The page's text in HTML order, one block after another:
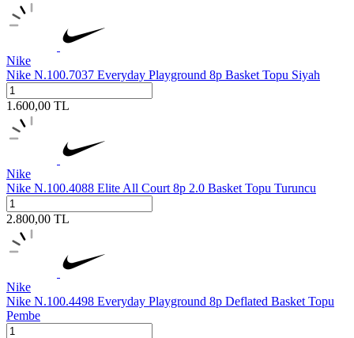
Nike
Nike N.100.7037 Everyday Playground 8p Basket Topu Siyah
1.600,00 TL
Nike
Nike N.100.4088 Elite All Court 8p 2.0 Basket Topu Turuncu
2.800,00 TL
Nike
Nike N.100.4498 Everyday Playground 8p Deflated Basket Topu
Pembe